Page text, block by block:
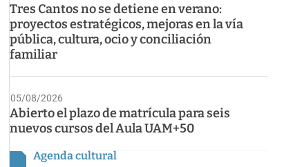
Tres Cantos no se detiene en verano:
proyectos estratégicos, mejoras en la vía
pública, cultura, ocio y conciliación
familiar
05/08/2026
Abierto el plazo de matrícula para seis
nuevos cursos del Aula UAM+50
Agenda cultural